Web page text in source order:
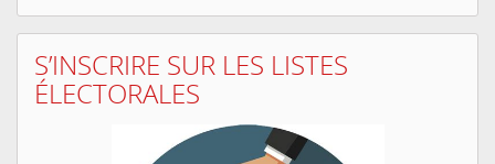
S’INSCRIRE SUR LES LISTES
ÉLECTORALES